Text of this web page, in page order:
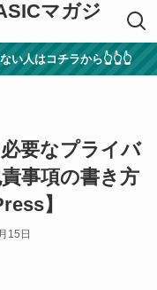
マガジ
い人はコチラから👆👆👆
要なプライバ
事項の書き方
】
15日